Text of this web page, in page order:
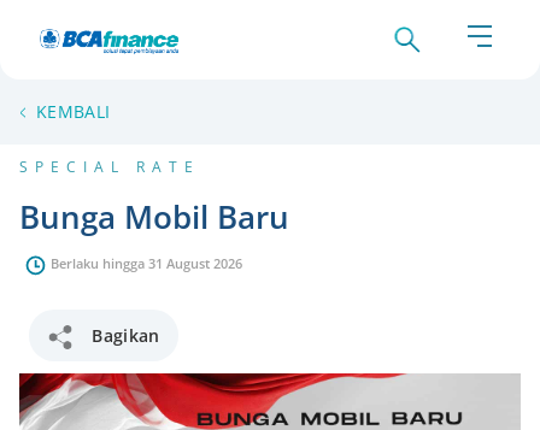
KEMBALI
SPECIAL RATE
Bunga Mobil Baru
Berlaku hingga 31 August 2026
Bagikan